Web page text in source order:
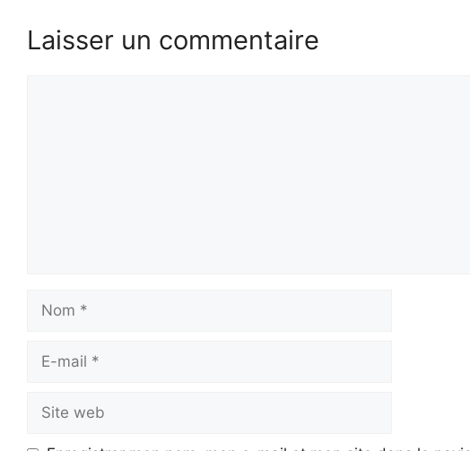
Laisser un commentaire
Nom
Site
web